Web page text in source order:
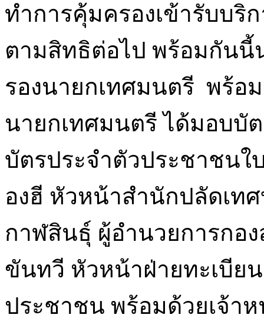
ทำการคุ้มครองเข้ารับบริ
ตามสิทธิต่อไป พร้อมกัน
รองนายกเทศมนตรี พร้อ
นายกเทศมนตรี ได้มอบบั
บัตรประจำตัวประชาชน
องฮี หัวหน้าสำนักปลัดเท
กาฬสินธุ์ ผู้อำนวยการกอ
ขันทวี หัวหน้าฝ่ายทะเบีย
ประชาชน พร้อมด้วยเจ้า